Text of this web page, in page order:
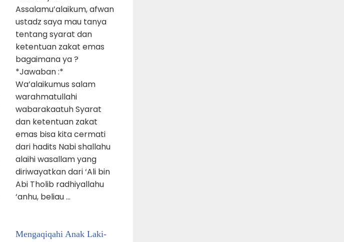
Assalamu’alaikum, afwan
ustadz saya mau tanya
tentang syarat dan
ketentuan zakat emas
bagaimana ya ?
*Jawaban :*
Wa’alaikumus salam
warahmatullahi
wabarakaatuh Syarat
dan ketentuan zakat
emas bisa kita cermati
dari hadits Nabi shallahu
alaihi wasallam yang
diriwayatkan dari ‘Ali bin
Abi Tholib radhiyallahu
‘anhu, beliau …
Mengaqiqahi Anak Laki-